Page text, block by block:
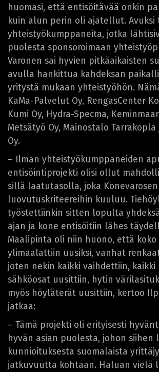
huomasi, että entisöitävää onkin
kuin alun perin oli ajatellut. Avuksi
yhteistyökumppaneita, jotka
puolesta sponsoroimaan
Varonen sai hyvien pitkäaikaisten
avulla hankittua kahdeksan
yritystä mukaan yhteistyöhön.
KaMa-Palvelut Oy, RengasCenter
Kumi Oy, Hydra-Specma,
Metsätyö Oy, Mainostalo Tarrakopla
Oy.
– Ilman yhteistyökumppaneiden
entisöintiprojekti olisi ollut
sillä laatutasolla, joka Konevarosen
luovutuskriteereihin kuuluu.
työstettiinkin sitten lopulta
ajan ja kone entisöitiin lähes
Maalipinta oli niin huono, että koko
ylimaalattiin uusiksi, vanhat
joten nekin kaikki vaihdettiin, kaikki
sähköosat uusittiin, hytin
myös höyläterät uusittiin, kertoo
jatkaa:
– Tämä projekti oli erityisesti
hyvän asian puolesta, johon siihen
kunnioituksesta suomalaista
jatkuvuutta kohtaan. Haluan vielä